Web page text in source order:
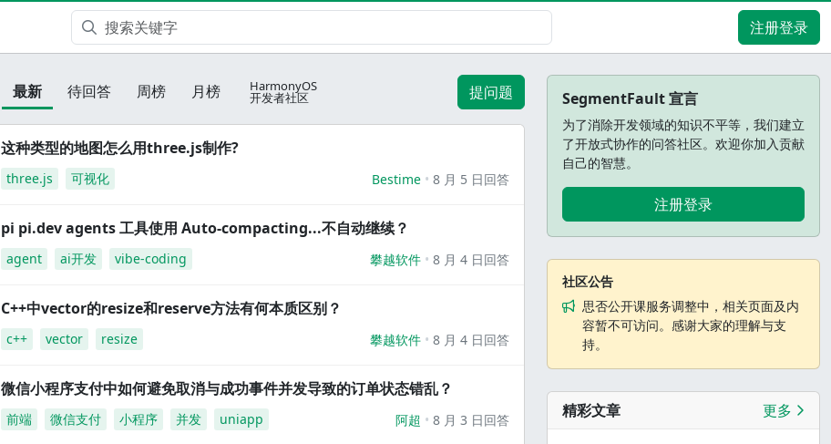
注册登录
最新 待回答 周榜 月榜 HarmonyOS
开发者社区 提问题
这种类型的地图怎么用three.js制作?
three.js 可视化 Bestime 8 月 5 日回答
pi pi.dev agents 工具使用 Auto-compacting...不自动继续？
agent ai开发 vibe-coding 攀越软件 8 月 4 日回答
C++中vector的resize和reserve方法有何本质区别？
c++ vector resize 攀越软件 8 月 4 日回答
微信小程序支付中如何避免取消与成功事件并发导致的订单状态错乱？
前端 微信支付 小程序 并发 uniapp 阿超 8 月 3 日回答
SegmentFault 宣言
为了消除开发领域的知识不平等，我们建立
了开放式协作的问答社区。欢迎你加入贡献
自己的智慧。
注册登录
社区公告
思否公开课服务调整中，相关页面及内
容暂不可访问。感谢大家的理解与支
持。
精彩文章 更多